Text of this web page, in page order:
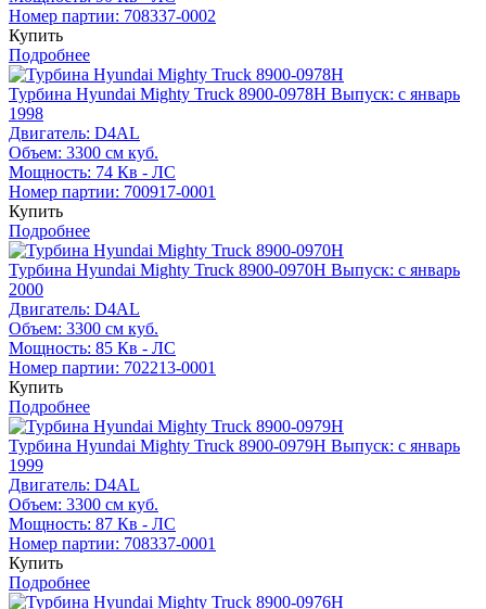
Номер партии: 708337-0002
Купить
Подробнее
Турбина Hyundai Mighty Truck 8900-0978H Выпуск: с январь
1998
Двигатель: D4AL
Объем: 3300 см куб.
Мощность: 74 Кв - ЛС
Номер партии: 700917-0001
Купить
Подробнее
Турбина Hyundai Mighty Truck 8900-0970H Выпуск: с январь
2000
Двигатель: D4AL
Объем: 3300 см куб.
Мощность: 85 Кв - ЛС
Номер партии: 702213-0001
Купить
Подробнее
Турбина Hyundai Mighty Truck 8900-0979H Выпуск: с январь
1999
Двигатель: D4AL
Объем: 3300 см куб.
Мощность: 87 Кв - ЛС
Номер партии: 708337-0001
Купить
Подробнее